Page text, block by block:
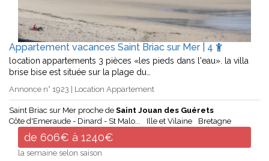
Appartement vacances Saint Briac sur Mer | 4
location appartements 3 pièces «les pieds dans l'eau». la villa
brise bise est située sur la plage du…
Annonce n° 1923 | Location Appartement
Saint Briac sur Mer proche de Saint Jouan des Guérets
Côte d'Emeraude - Dinard - St Malo...
Ille et Vilaine Bretagne
de 606€ à 1240€
la semaine selon saison